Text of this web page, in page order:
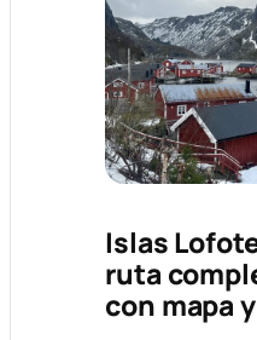
Islas
ruta
con mapa